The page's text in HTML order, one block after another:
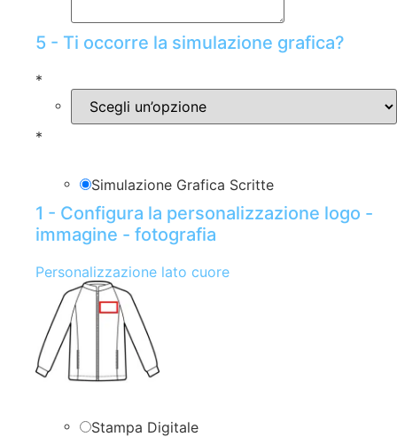
5 - Ti occorre la simulazione grafica?
*
*
Simulazione Grafica Scritte
1 - Configura la personalizzazione logo -
immagine - fotografia
Personalizzazione lato cuore
Stampa Digitale